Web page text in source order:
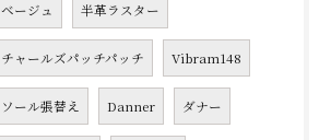
ベージュ 半革ラスター
チャールズパッチパッチ Vibram148
ソール張替え Danner ダナー